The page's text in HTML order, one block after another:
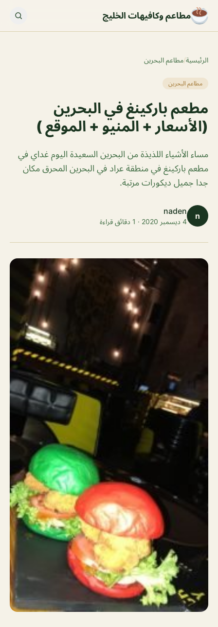
مطاعم وكافيهات الخليج
الرئيسية/مطاعم البحرين
مطاعم البحرين
مطعم باركينغ في البحرين
(الأسعار + المنيو + الموقع )
‏مساء الأشياء اللذيذة من البحرين السعيدة اليوم غداي في
مطعم باركينغ في منطقة عراد في البحرين المحرق مكان
جدا جميل ديكورات مرتبة.
n
naden
4 ديسمبر 2020 · 1 دقائق قراءة